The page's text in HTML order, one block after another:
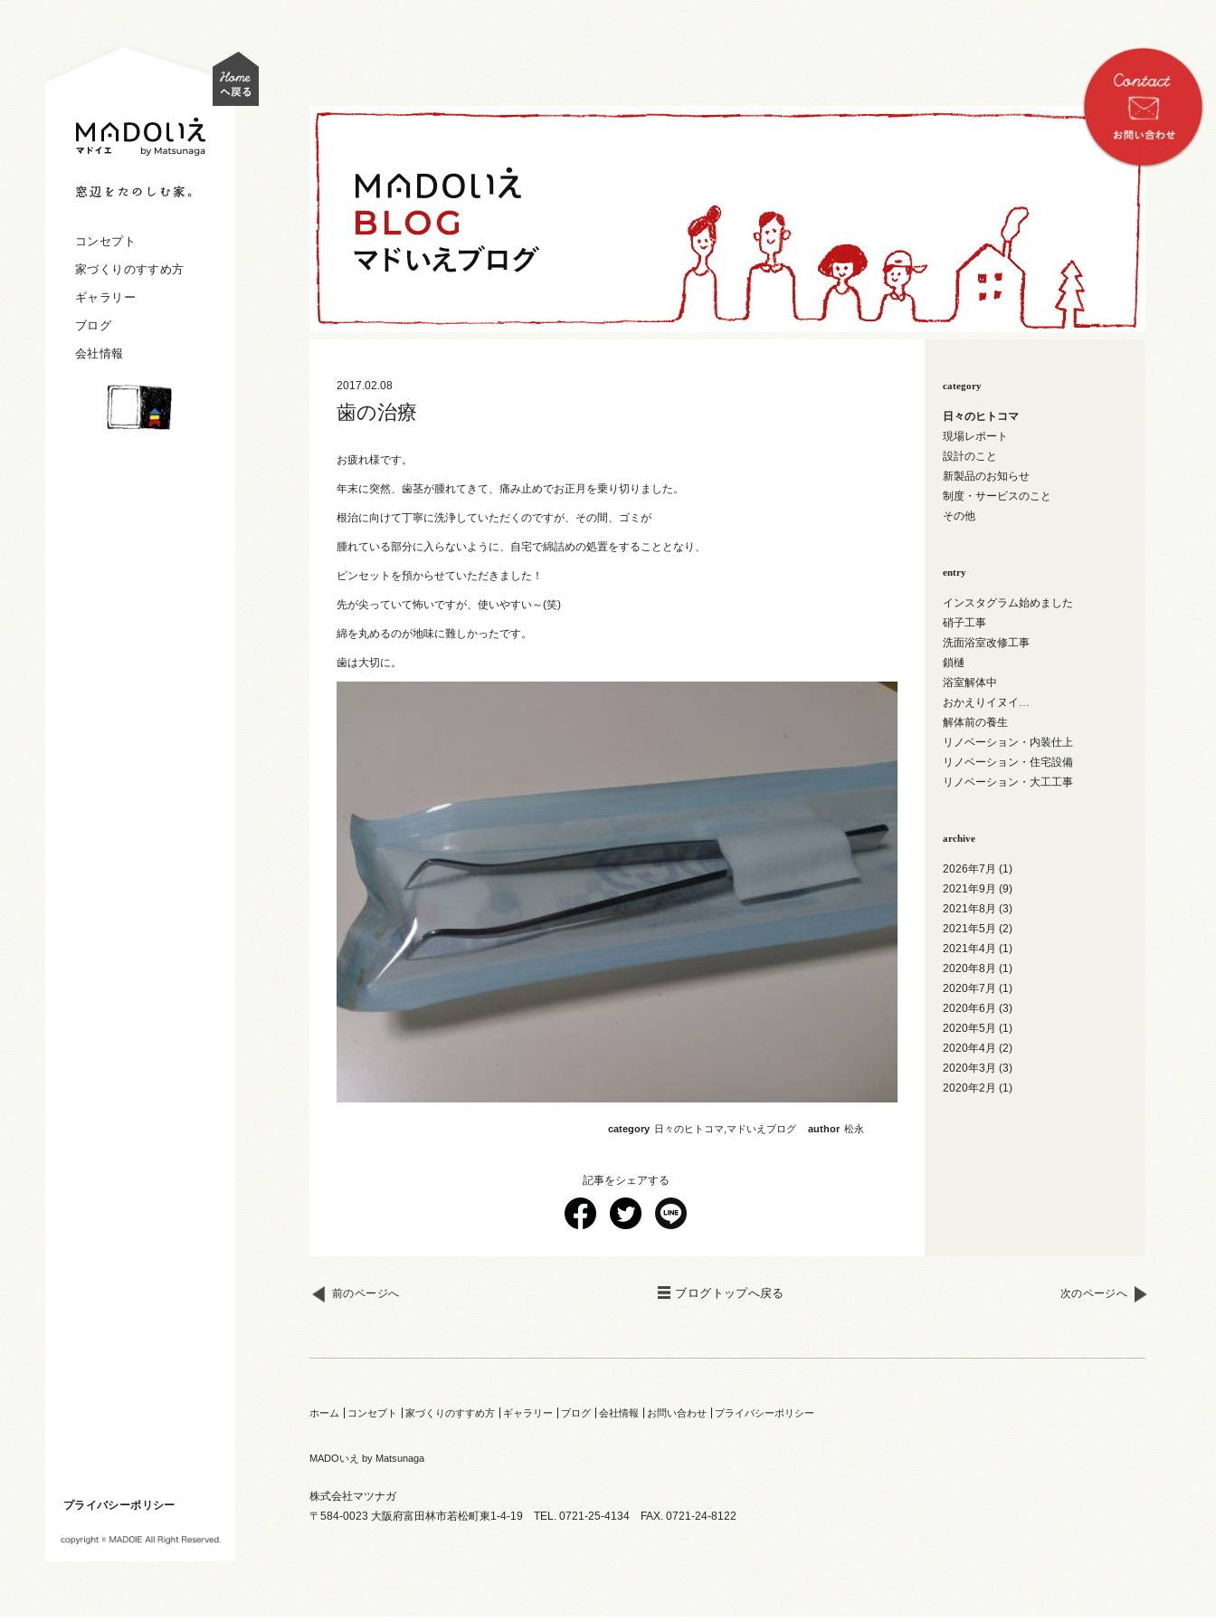
コンセプト
家づくりのすすめ方
ギャラリー
ブログ
会社情報
プライバシーポリシー
2017.02.08
歯の治療
お疲れ様です。
年末に突然、歯茎が腫れてきて、痛み止めでお正月を乗り切りました。
根治に向けて丁寧に洗浄していただくのですが、その間、ゴミが
腫れている部分に入らないように、自宅で綿詰めの処置をすることとなり、
ピンセットを預からせていただきました！
先が尖っていて怖いですが、使いやすい～(笑)
綿を丸めるのが地味に難しかったです。
歯は大切に。
category 日々のヒトコマ マドいえブログ author 松永
記事をシェアする
category
日々のヒトコマ
現場レポート
設計のこと
新製品のお知らせ
制度・サービスのこと
その他
entry
インスタグラム始めました
硝子工事
洗面浴室改修工事
鎖樋
浴室解体中
おかえりイヌイ…
解体前の養生
リノベーション・内装仕上
リノベーション・住宅設備
リノベーション・大工工事
archive
2026年7月 (1)
2021年9月 (9)
2021年8月 (3)
2021年5月 (2)
2021年4月 (1)
2020年8月 (1)
2020年7月 (1)
2020年6月 (3)
2020年5月 (1)
2020年4月 (2)
2020年3月 (3)
2020年2月 (1)
前のページへ ブログトップへ戻る 次のページへ
ホーム コンセプト 家づくりのすすめ方 ギャラリー ブログ 会社情報 お問い合わせ プライバシーポリシー
MADOいえ by Matsunaga
株式会社マツナガ
〒584-0023 大阪府富田林市若松町東1-4-19 TEL. 0721-25-4134 FAX. 0721-24-8122